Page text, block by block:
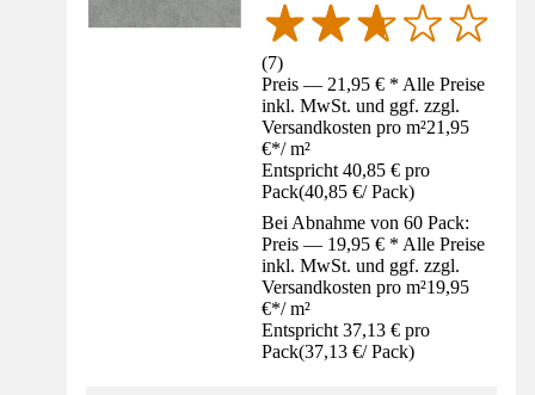
(7)
Preis — 21,95 € * Alle Preise
inkl. MwSt. und ggf. zzgl.
Versandkosten pro m²21,95
€*/ m²
Entspricht 40,85 € pro
Pack(40,85 €/ Pack)
Bei Abnahme von 60 Pack:
Preis — 19,95 € * Alle Preise
inkl. MwSt. und ggf. zzgl.
Versandkosten pro m²19,95
€*/ m²
Entspricht 37,13 € pro
Pack(37,13 €/ Pack)